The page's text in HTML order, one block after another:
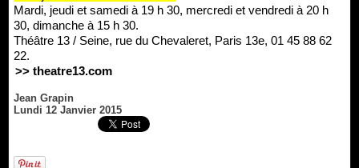
Mardi, jeudi et samedi à 19 h 30, mercredi et vendredi à 20 h
30, dimanche à 15 h 30.
Théâtre 13 / Seine, rue du Chevaleret, Paris 13e, 01 45 88 62
22.
>> theatre13.com
Jean Grapin
Lundi 12 Janvier 2015